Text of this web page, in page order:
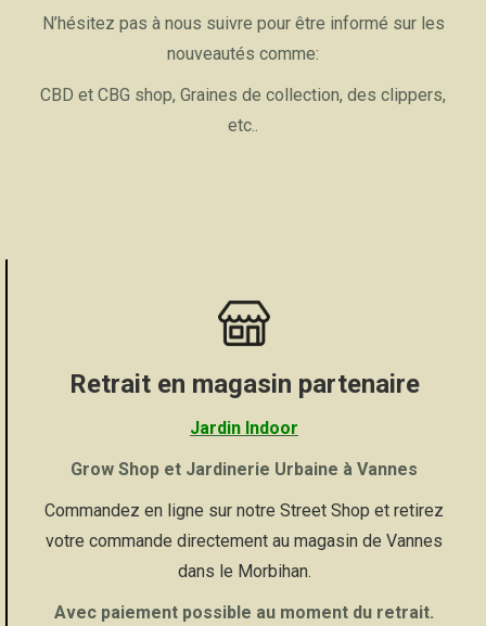
N’hésitez pas à nous suivre pour être informé sur les
nouveautés comme:
CBD et CBG shop, Graines de collection, des clippers,
etc..
Retrait en magasin partenaire
Jardin Indoor
Grow Shop et Jardinerie Urbaine à Vannes
Commandez en ligne sur notre Street Shop et retirez
votre commande directement au magasin de Vannes
dans le Morbihan.
Avec paiement possible au moment du retrait.